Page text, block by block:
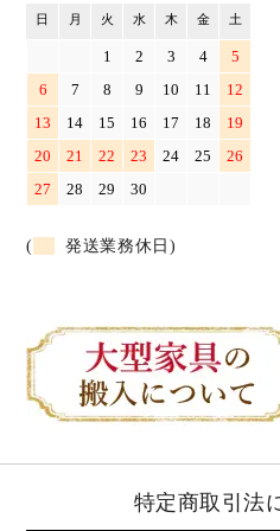
日 月 火 水 木 金 土
1 2 3 4
5
6
7 8 9 10 11
12
13
14 15 16 17 18
19
20
21 22 23 24 25
26
27
28 29 30
( 発送業務休日)
特定商取引法